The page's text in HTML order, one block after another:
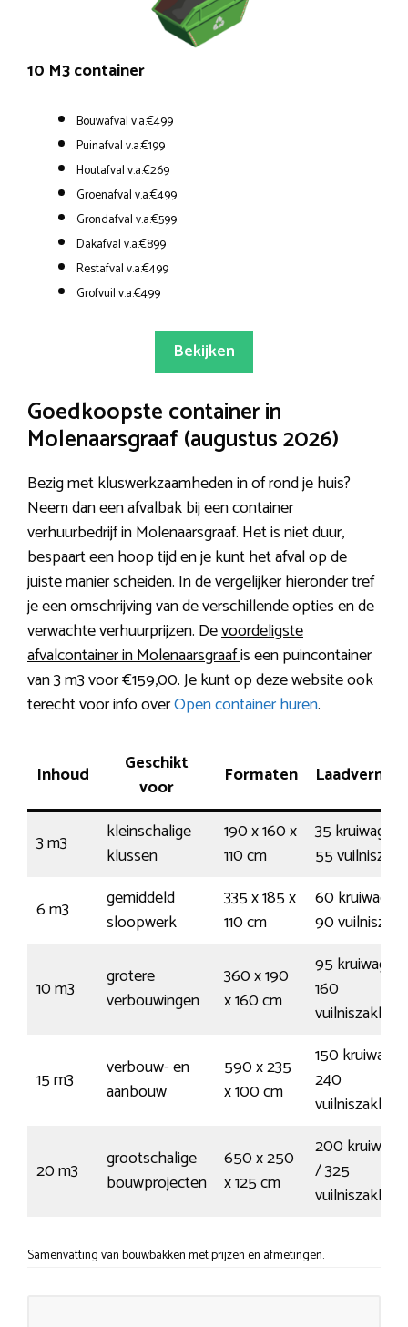
10 M3 container
Bouwafval v.a.€499
Puinafval v.a.€199
Houtafval v.a.€269
Groenafval v.a.€499
Grondafval v.a.€599
Dakafval v.a.€899
Restafval v.a.€499
Grofvuil v.a.€499
Bekijken
Goedkoopste container in
Molenaarsgraaf (augustus 2026)
Bezig met kluswerkzaamheden in of rond je huis?
Neem dan een afvalbak bij een container
verhuurbedrijf in Molenaarsgraaf. Het is niet duur,
bespaart een hoop tijd en je kunt het afval op de
juiste manier scheiden. In de vergelijker hieronder tref
je een omschrijving van de verschillende opties en de
verwachte verhuurprijzen. Devoordeligste
afvalcontainer in Molenaarsgraafis een puincontainer
van 3 m3 voor €159,00. Je kunt op deze website ook
terecht voor info overOpen container huren.
Inhoud
Geschikt
voor
Formaten
3 m3
kleinschalige
klussen
190 x 160 x
110 cm
35
55
6 m3
gemiddeld
sloopwerk
335 x 185 x
110 cm
60
90
10 m3
grotere
verbouwingen
360 x 190
x 160 cm
95
160
vuilniszakken
15 m3
verbouw- en
aanbouw
590 x 235
x 100 cm
150
240
vuilniszakken
20 m3
grootschalige
bouwprojecten
650 x 250
x 125 cm
200
/ 325
vuilniszakken
Samenvatting van bouwbakken met prijzen en afmetingen.